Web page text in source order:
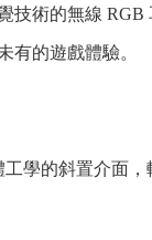
技術的無線
有的遊戲體驗。
學的斜置介面